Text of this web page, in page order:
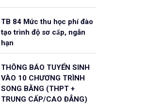
TB 84 Mức thu học phí đào
tạo trình độ sơ cấp, ngắn
hạn
THÔNG BÁO TUYỂN SINH
VÀO 10 CHƯƠNG TRÌNH
SONG BẰNG (THPT +
TRUNG CẤP/CAO ĐẲNG)